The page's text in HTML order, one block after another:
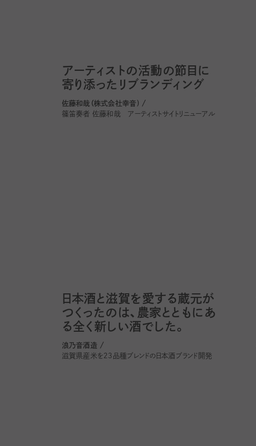
アーティストの活動の節目に
寄り添ったリブランディング
佐藤和哉（株式会社幸音) /
篠笛奏者 佐藤和哉 アーティストサイトリニューアル
日本酒と滋賀を愛する蔵元が
つくったのは、農家とともにあ
る全く新しい酒でした。
浪乃音酒造 /
滋賀県産米を23品種ブレンドの日本酒ブランド開発